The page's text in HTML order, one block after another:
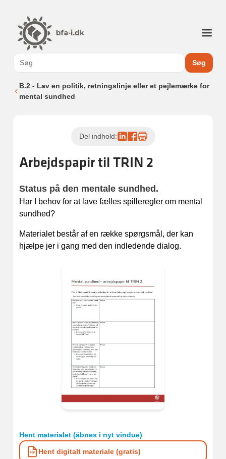
Søg
B.2 - Lav en politik, retningslinje eller et pejlemærke for
mental sundhed
Arbejdspapir til TRIN 2
Del indhold:
Status på den mentale sundhed.
Har I behov for at lave fælles spilleregler om mental
sundhed?
Materialet består af en række spørgsmål, der kan
hjælpe jer i gang med den indledende dialog.
Hent materialet (åbnes i nyt vindue)
Hent digitalt materiale (gratis)